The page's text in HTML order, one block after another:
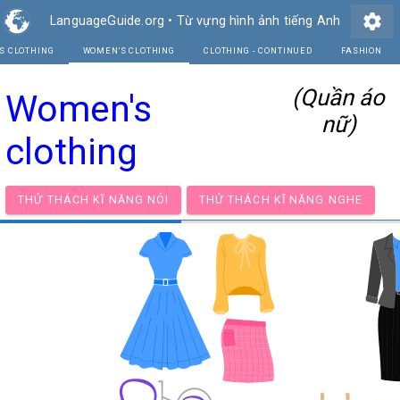
LanguageGuide.org • Từ vựng hình ảnh tiếng Anh settings
Women's
clothing
(Quần áo
nữ)
THỬ THÁCH KĨ NĂNG NÓI THỬ THÁCH KĨ NĂNG